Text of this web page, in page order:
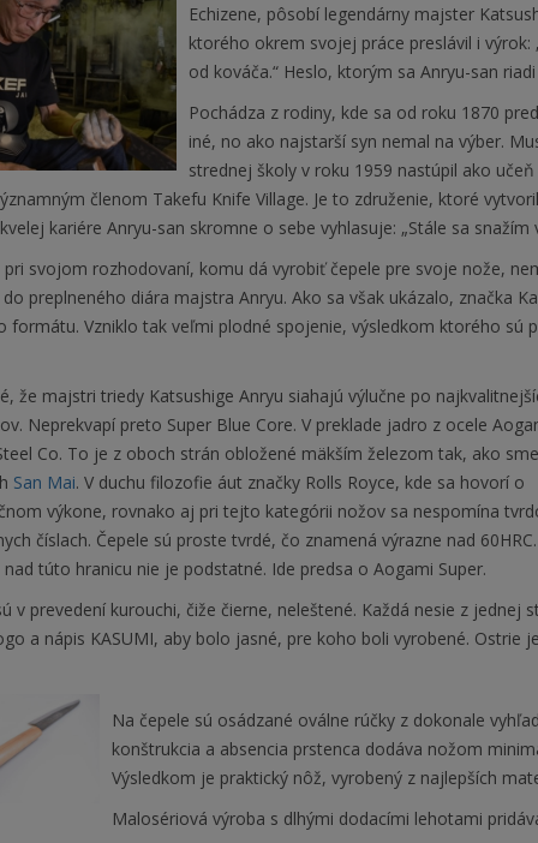
Echizene, pôsobí legendárny majster
ktorého okrem svojej práce preslávil i
od kováča.“ Heslo, ktorým sa Anryu-san
Pochádza z rodiny, kde sa od roku 1870
iné, no ako najstarší syn nemal na výber.
strednej školy v roku 1959 nastúpil ako
členom Takefu Knife Village. Je to združenie, ktoré
kariére Anryu-san skromne o sebe vyhlasuje: „Stále sa snažím
svojom rozhodovaní, komu dá vyrobiť čepele pre svoje nože,
preplneného diára majstra Anryu. Ako sa však ukázalo, značka
formátu. Vzniklo tak veľmi plodné spojenie, výsledkom ktorého sú
že majstri triedy Katsushige Anryu siahajú výlučne po
Neprekvapí preto Super Blue Core. V preklade jadro z ocele
Co. To je z oboch strán obložené mäkším železom tak, ako
San Mai. V duchu filozofie áut značky Rolls Royce, kde sa hovorí o
výkone, rovnako aj pri tejto kategórii nožov sa nespomína
číslach. Čepele sú proste tvrdé, čo znamená výrazne nad
túto hranicu nie je podstatné. Ide predsa o Aogami Super.
v prevedení kurouchi, čiže čierne, neleštené. Každá nesie z
a nápis KASUMI, aby bolo jasné, pre koho boli vyrobené. Ostrie
Na čepele sú osádzané oválne rúčky z dokonale
konštrukcia a absencia prstenca dodáva nožom
Výsledkom je praktický nôž, vyrobený z najlepších
Malosériová výroba s dlhými dodacími lehotami